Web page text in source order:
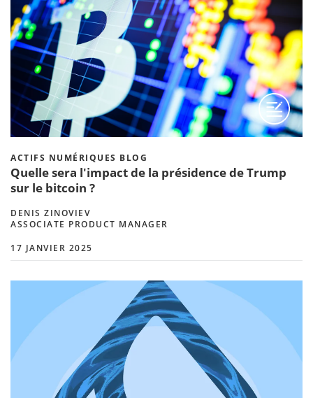
ACTIFS NUMÉRIQUES BLOG
Quelle sera l'impact de la présidence de Trump
sur le bitcoin ?
DENIS ZINOVIEV
ASSOCIATE PRODUCT MANAGER
17 JANVIER 2025